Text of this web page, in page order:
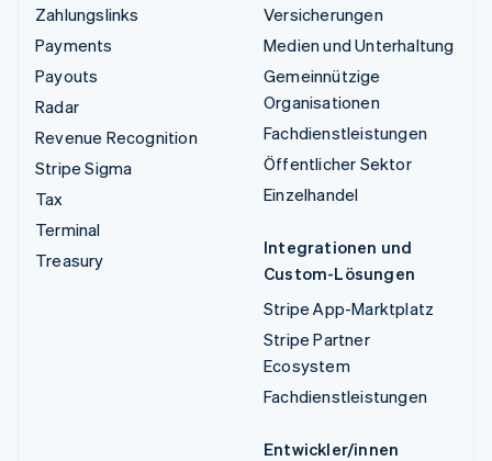
Zahlungslinks
Payments
Payouts
Radar
Revenue Recognition
Stripe Sigma
Tax
Terminal
Treasury
Versicherungen
Medien und Unterhaltung
Gemeinnützige
Organisationen
Fachdienstleistungen
Öffentlicher Sektor
Einzelhandel
Integrationen und
Custom-Lösungen
Stripe App-Marktplatz
Stripe Partner
Ecosystem
Fachdienstleistungen
Entwickler/innen